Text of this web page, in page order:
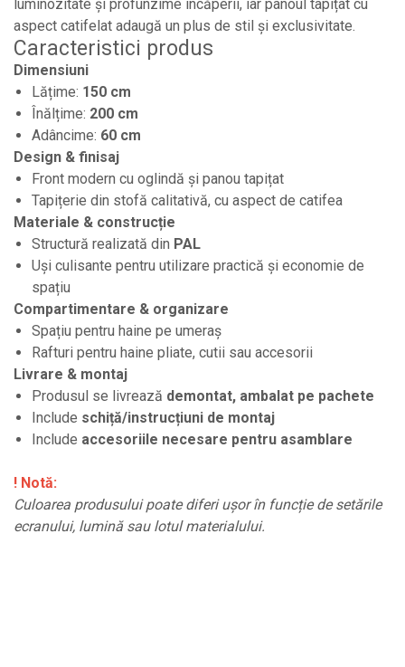
luminozitate și profunzime încăperii, iar panoul tapițat cu
aspect catifelat adaugă un plus de stil și exclusivitate.
Caracteristici produs
Dimensiuni
Lățime: 150 cm
Înălțime: 200 cm
Adâncime: 60 cm
Design & finisaj
Front modern cu oglindă și panou tapițat
Tapițerie din stofă calitativă, cu aspect de catifea
Materiale & construcție
Structură realizată din PAL
Uși culisante pentru utilizare practică și economie de
spațiu
Compartimentare & organizare
Spațiu pentru haine pe umeraș
Rafturi pentru haine pliate, cutii sau accesorii
Livrare & montaj
Produsul se livrează demontat, ambalat pe pachete
Include schiță/instrucțiuni de montaj
Include accesoriile necesare pentru asamblare
! Notă:
Culoarea produsului poate diferi ușor în funcție de setările
ecranului, lumină sau lotul materialului.